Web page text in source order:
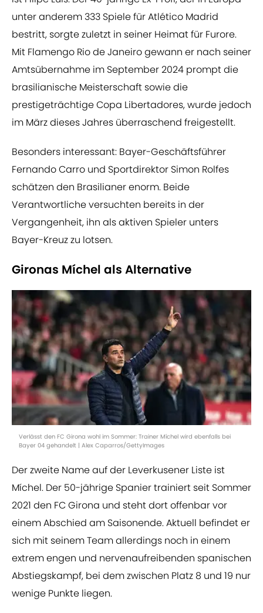
unter anderem 333 Spiele für Atlético Madrid
bestritt, sorgte zuletzt in seiner Heimat für Furore.
Mit Flamengo Rio de Janeiro gewann er nach seiner
Amtsübernahme im September 2024 prompt die
brasilianische Meisterschaft sowie die
prestigeträchtige Copa Libertadores, wurde jedoch
im März dieses Jahres überraschend freigestellt.
Besonders interessant: Bayer-Geschäftsführer
Fernando Carro und Sportdirektor Simon Rolfes
schätzen den Brasilianer enorm. Beide
Verantwortliche versuchten bereits in der
Vergangenheit, ihn als aktiven Spieler unters
Bayer-Kreuz zu lotsen.
Gironas Míchel als Alternative
Verlässt den FC Girona wohl im Sommer: Trainer Míchel wird ebenfalls bei
Bayer 04 gehandelt | Alex Caparros/GettyImages
Der zweite Name auf der Leverkusener Liste ist
Míchel. Der 50-jährige Spanier trainiert seit Sommer
2021 den FC Girona und steht dort offenbar vor
einem Abschied am Saisonende. Aktuell befindet er
sich mit seinem Team allerdings noch in einem
extrem engen und nervenaufreibenden spanischen
Abstiegskampf, bei dem zwischen Platz 8 und 19 nur
wenige Punkte liegen.